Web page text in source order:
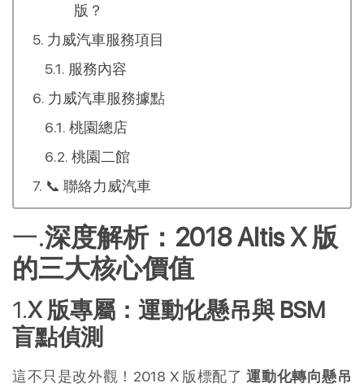
版？
力威汽車服務項目
服務內容
力威汽車服務據點
桃園總店
桃園二館
📞 聯絡力威汽車
深度解析：2018 Altis X 版
的三大核心價值
X 版專屬：運動化懸吊與 BSM
盲點偵測
這不只是改外觀！2018 X 版標配了 運動化轉向懸吊